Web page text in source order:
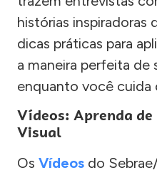
histórias inspiradoras
dicas práticas para
a maneira perfeita
enquanto você cuida
Vídeos: Aprenda de
Visual
Os Vídeos do